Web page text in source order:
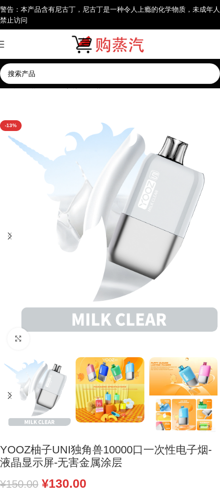
警告：本产品含有尼古丁，尼古丁是一种令人上瘾的化学物质，未成年人
禁止访问
首页 一次性电子烟 其他一次性电子烟
-13%
YOOZ柚子UNI独角兽10000口一次性电子烟-
液晶显示屏-无害金属涂层
¥150.00 ¥130.00